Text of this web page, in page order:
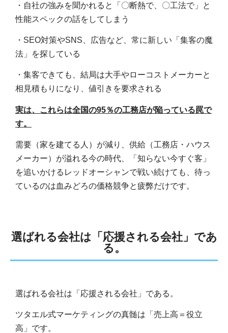
・自社の強みを聞かれると「〇断熱で、〇工法で」と
性能スペックの話をしてしまう
・SEO対策やSNS 、広告など、常に新しい「集客の魔
法」を探している
・集客できても、結局は大手やローコストメーカーと
相見積もりになり、値引きを要求される
実は、これらは全国の95％の工務店が陥っている罠で
す。
需要（家を建てる人）が減り、供給（工務店・ハウス
メーカー）が溢れる今の時代、「知らない今すぐ客」
を追いかけるレッドオーシャンで戦い続けても、待っ
ているのは血みどろの価格競争と疲弊だけです。
選ばれる会社は「応援される会社」であ
る。
選ばれる会社は「応援される会社」である。
ツタエル式マーケティングの真髄は「売上高＝役立
高」です。